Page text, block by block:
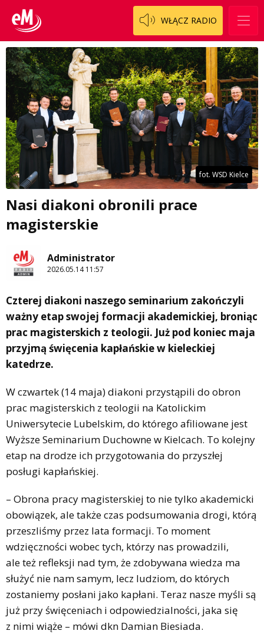
WŁĄCZ RADIO
fot. WSD Kielce
Nasi diakoni obronili prace
magisterskie
Administrator
2026.05.14 11:57
Czterej diakoni naszego seminarium zakończyli
ważny etap swojej formacji akademickiej, broniąc
prac magisterskich z teologii. Już pod koniec maja
przyjmą święcenia kapłańskie w kieleckiej
katedrze.
W czwartek (14 maja) diakoni przystąpili do obron
prac magisterskich z teologii na Katolickim
Uniwersytecie Lubelskim, do którego afiliowane jest
Wyższe Seminarium Duchowne w Kielcach. To kolejny
etap na drodze ich przygotowania do przyszłej
posługi kapłańskiej.
– Obrona pracy magisterskiej to nie tylko akademicki
obowiązek, ale także czas podsumowania drogi, którą
przeszliśmy przez lata formacji. To moment
wdzięczności wobec tych, którzy nas prowadzili,
ale też refleksji nad tym, że zdobywana wiedza ma
służyć nie nam samym, lecz ludziom, do których
zostaniemy posłani jako kapłani. Teraz nasze myśli są
już przy święceniach i odpowiedzialności, jaka się
z nimi wiąże – mówi dkn Damian Biesiada.